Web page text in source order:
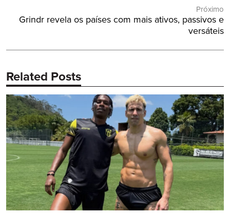
Próximo
Próximo
Grindr revela os países com mais ativos, passivos e
versáteis
Related Posts